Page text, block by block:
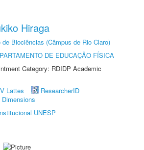
Hiraga
de Biociências (Câmpus de Rio Claro)
DE EDUCAÇÃO FÍSICA
Category: RDIDP Academic
Lattes
ResearcherID
Dimensions
UNESP